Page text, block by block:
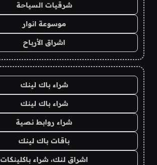
شرقيات السياحة
موسوعة انوار
اشراق الأرباح
شراء باك لينك
شراء باك لينك
شراء روابط نصية
باقات باك لينك
اشراق لنك، شراء باكلينكات